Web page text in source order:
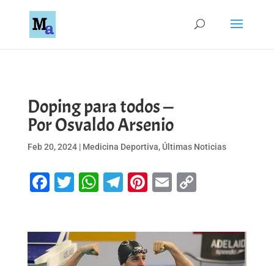
Doping para todos —
Por Osvaldo Arsenio
Feb 20, 2024| Medicina Deportiva, Últimas Noticias
Facebook
Twitter
WhatsApp
Telegram
Pinterest
EmailCopy